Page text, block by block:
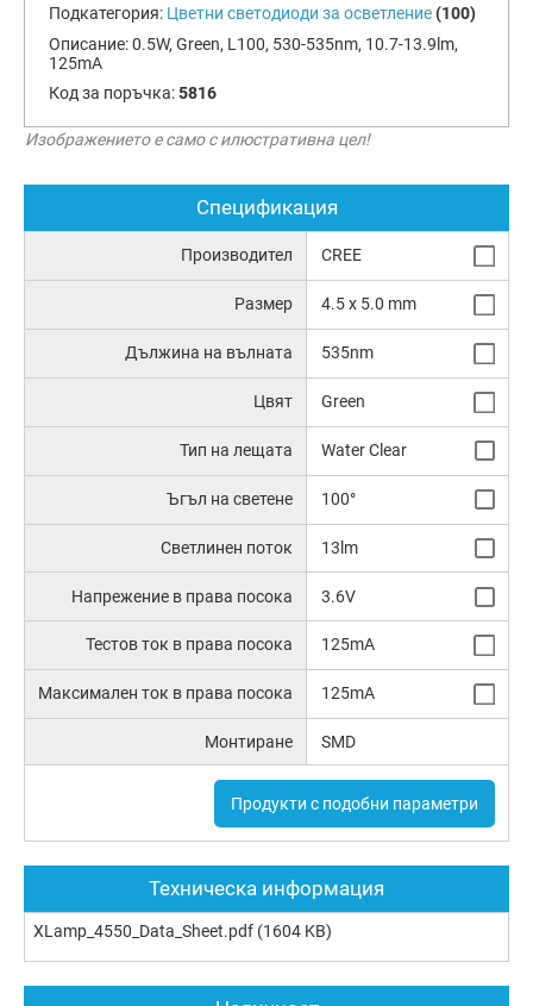
Подкатегория: Цветни светодиоди за осветление (100)
Описание:0.5W, Green, L100, 530-535nm, 10.7-13.9lm,
125mA
Код за поръчка:5816
Изображението е само с илюстративна цел!
Спецификация
Производител CREE
Размер 4.5 x 5.0 mm
Дължина на вълната 535nm
Цвят Green
Тип на лещата Water Clear
Ъгъл на светене 100°
Светлинен поток 13lm
Напрежение в права посока 3.6V
Тестов ток в права посока 125mA
Максимален ток в права посока 125mA
Монтиране SMD
Продукти с подобни параметри
Техническа информация
XLamp_4550_Data_Sheet.pdf (1604 KB)